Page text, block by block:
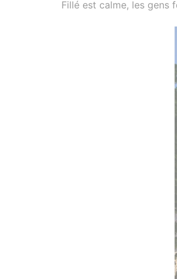
Fillé est calme, les gens